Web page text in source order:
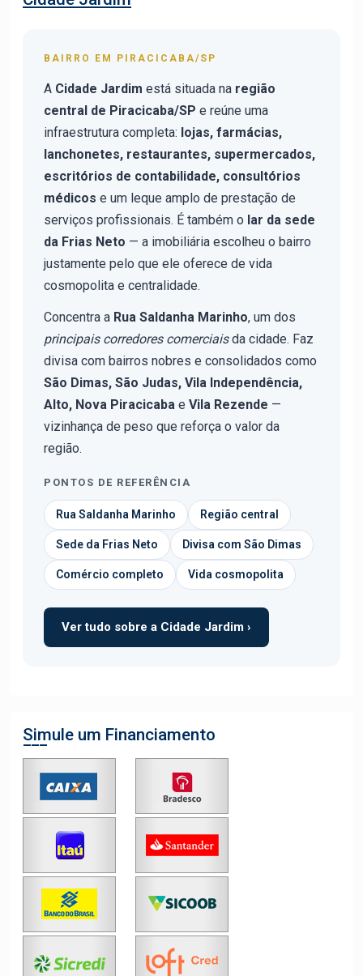
BAIRRO EM PIRACICABA/SP
A Cidade Jardim está situada na região
central de Piracicaba/SP e reúne uma
infraestrutura completa: lojas, farmácias,
lanchonetes, restaurantes, supermercados,
escritórios de contabilidade, consultórios
médicos e um leque amplo de prestação de
serviços profissionais. É também o lar da sede
da Frias Neto — a imobiliária escolheu o bairro
justamente pelo que ele oferece de vida
cosmopolita e centralidade.
Concentra a Rua Saldanha Marinho, um dos
principais corredores comerciaisda cidade. Faz
divisa com bairros nobres e consolidados como
São Dimas, São Judas, Vila Independência,
Alto, Nova Piracicaba e Vila Rezende —
vizinhança de peso que reforça o valor da
região.
PONTOS DE REFERÊNCIA
Rua Saldanha Marinho Região central
Sede da Frias Neto Divisa com São Dimas
Comércio completo Vida cosmopolita
Ver tudo sobre a Cidade Jardim ›
Simule um Financiamento